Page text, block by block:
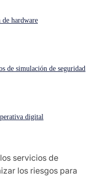
ahora mismo
hardware
de simulación de seguridad
digital
de
a la cadena de
prácticas
servicios de
los riesgos para